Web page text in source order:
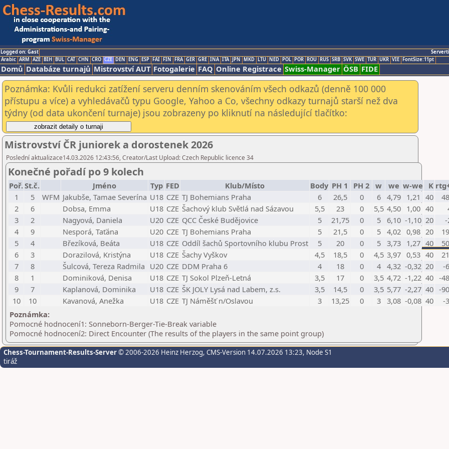
Logged on: Gast
Arabic ARM AZE BIH BUL CAT CHN CRO CZE DEN ENG ESP FAI FIN FRA GER GRE INA ITA JPN MKD LTU NED POL POR ROU RUS SRB SVK SWE TUR UKR VIE FontSize:11pt
Domů Databáze turnajů Mistrovství AUT Fotogalerie FAQ Online Registrace Swiss-Manager ÖSB FIDE
Poznámka: Kvůli redukci zatížení serveru denním skenováním všech odkazů (denně 100 000
přístupu a více) a vyhledávačů typu Google, Yahoo a Co, všechny odkazy turnajů starší než dva
týdny (od data ukončení turnaje) jsou zobrazeny po kliknutí na následující tlačítko:
Mistrovství ČR juniorek a dorostenek 2026
Poslední aktualizace14.03.2026 12:43:56, Creator/Last Upload: Czech Republic licence 34
Konečné pořadí po 9 kolech
Poř.St.č. Jméno Typ FED Klub/Místo Body PH 1 PH 2 w we w-we K
1
5 WFM Jakubše, Tamae Severína U18 CZE TJ Bohemians Praha 6 26,5 0 6 4,79 1,21 40
2
6 Dobsa, Emma U18 CZE Šachový klub Světlá nad Sázavou 5,5 23 0 5,5 4,50 1,00 40
3
2 Nagyová, Daniela U20 CZE QCC České Budějovice 5 21,75 0 5 6,10 -1,10 20
-
4
9 Nesporá, Taťána U20 CZE TJ Bohemians Praha 5 21,5 0 5 4,02 0,98 20
5
4 Březíková, Beáta U18 CZE Oddíl šachů Sportovního klubu Prost 5 20 0 5 3,73 1,27 40
6
3 Dorazilová, Kristýna U18 CZE Šachy Vyškov 4,5 18,5 0 4,5 3,97 0,53 40
7
8 Šulcová, Tereza Radmila U20 CZE DDM Praha 6 4 18 0 4 4,32 -0,32 20
-
8
1 Dominiková, Denisa U18 CZE TJ Sokol Plzeň-Letná 3,5 17 0 3,5 4,72 -1,22 40 -
9
7 Kaplanová, Dominika U18 CZE ŠK JOLY Lysá nad Labem, z.s. 3,5 14,5 0 3,5 5,77 -2,27 40 -
10
10 Kavanová, Anežka U18 CZE TJ Náměšť n/Oslavou 3 13,25 0 3 3,08 -0,08 40
-
Poznámka:
Pomocné hodnocení1: Sonneborn-Berger-Tie-Break variable
Pomocné hodnocení2: Direct Encounter (The results of the players in the same point group)
Chess-Tournament-Results-Server© 2006-2026 Heinz Herzog, CMS-Version 14.07.2026 13:23, Node S1
tiráž